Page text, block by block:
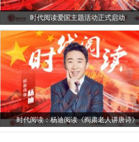
时代阅读爱国主题活动正式启动
时代阅读：杨迪阅读《阎肃老人讲唐诗》